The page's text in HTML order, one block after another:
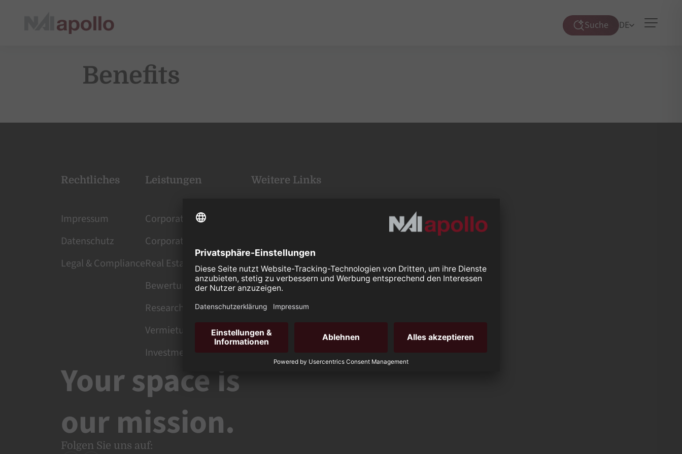
Suche
Suche
DE
Benefits
Rechtliches
Impressum
Datenschutz
Legal & Compliance
Leistungen
Corporate Services
Corporate Finance
Real Estate Management
Bewertung
Research
Vermietung
Investment
Weitere Links
Immobilie bewerten
Your space is
our mission.
Folgen Sie uns auf: